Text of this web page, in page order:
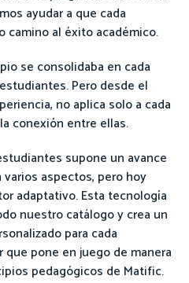
ayudar a que cada
camino al éxito académico.
se consolidaba en cada
Pero desde el
no aplica solo a cada
conexión entre ellas.
supone un avance
aspectos, pero hoy
adaptativo. Esta tecnología
nuestro catálogo y crea un
para cada
pone en juego de manera
pedagógicos de Matific.